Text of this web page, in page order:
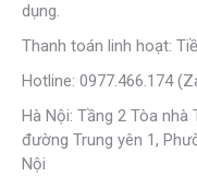
dụng.
Thanh toán linh hoạt:
Hotline: 0977.466.174
Hà Nội: Tầng 2 Tòa nhà
đường Trung yên 1,
Nội